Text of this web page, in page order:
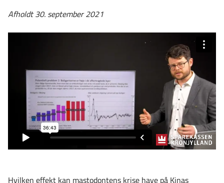
Afholdt 30. september 2021
Hvilken effekt kan mastodontens krise have på Kinas